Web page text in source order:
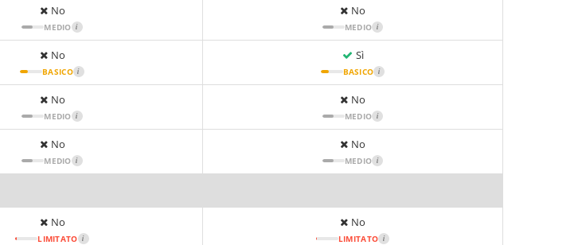
No
MEDIO i
No
MEDIO i
No
BASICO i
Sì
BASICO i
No
MEDIO i
No
MEDIO i
No
MEDIO i
No
MEDIO i
No
LIMITATO i
No
LIMITATO i